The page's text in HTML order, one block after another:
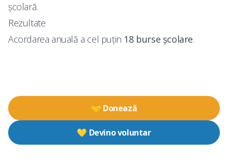
şcolară.
Rezultate
Acordarea anuală a cel puţin 18 burse şcolare.
🤝 Donează
💛 Devino voluntar